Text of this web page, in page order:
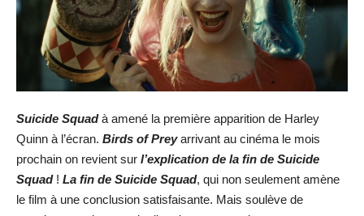
Suicide Squadà amené la première apparition de Harley
Quinn à l’écran. Birds of Preyarrivant au cinéma le mois
prochain on revient sur l’explication de la fin de Suicide
Squad! La fin de Suicide Squad, qui non seulement amène
le film à une conclusion satisfaisante. Mais soulève de